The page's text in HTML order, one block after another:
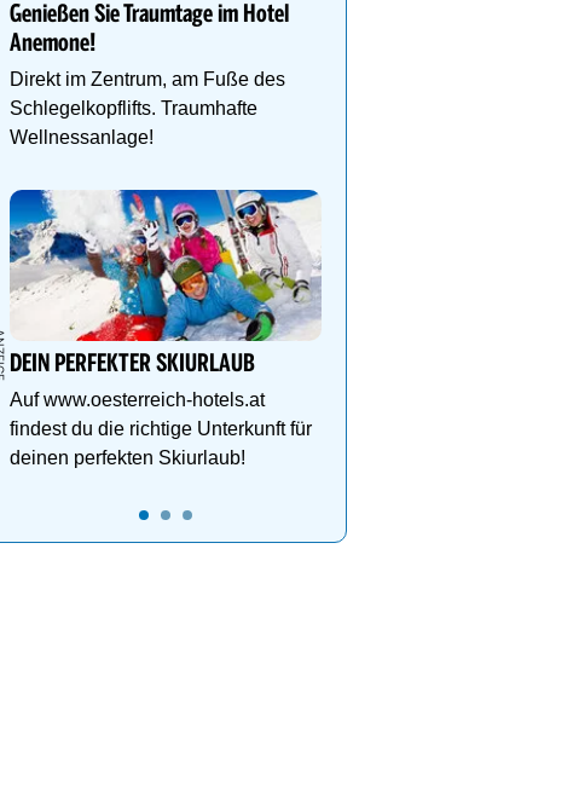
Genießen Sie Traumtage im Hotel
Anemone!
Direkt im Zentrum, am Fuße des
Schlegelkopflifts. Traumhafte
Wellnessanlage!
DEIN PERFEKTER SKIURLAUB
Auf www.oesterreich-hotels.at
findest du die richtige Unterkunft für
deinen perfekten Skiurlaub!